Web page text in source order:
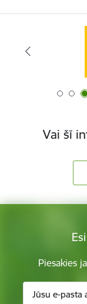
Vai šī
Piesakies